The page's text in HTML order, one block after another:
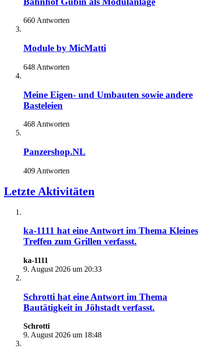
660 Antworten
Module by MicMatti
648 Antworten
Meine Eigen- und Umbauten sowie andere
Basteleien
468 Antworten
Panzershop.NL
409 Antworten
Letzte Aktivitäten
ka-1111 hat eine Antwort im Thema Kleines
Treffen zum Grillen verfasst.
ka-1111
9. August 2026 um 20:33
Schrotti hat eine Antwort im Thema
Bautätigkeit in Jöhstadt verfasst.
Schrotti
9. August 2026 um 18:48